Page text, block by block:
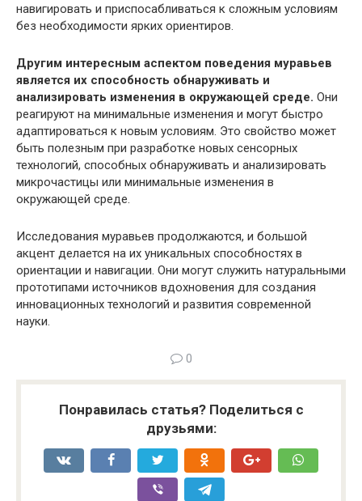
навигировать и приспосабливаться к сложным условиям
без необходимости ярких ориентиров.
Другим интересным аспектом поведения муравьев
является их способность обнаруживать и
анализировать изменения в окружающей среде. Они
реагируют на минимальные изменения и могут быстро
адаптироваться к новым условиям. Это свойство может
быть полезным при разработке новых сенсорных
технологий, способных обнаруживать и анализировать
микрочастицы или минимальные изменения в
окружающей среде.
Исследования муравьев продолжаются, и большой
акцент делается на их уникальных способностях в
ориентации и навигации. Они могут служить натуральными
прототипами источников вдохновения для создания
инновационных технологий и развития современной
науки.
0
Понравилась статья? Поделиться с
друзьями: